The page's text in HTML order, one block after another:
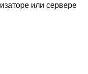
или сервере